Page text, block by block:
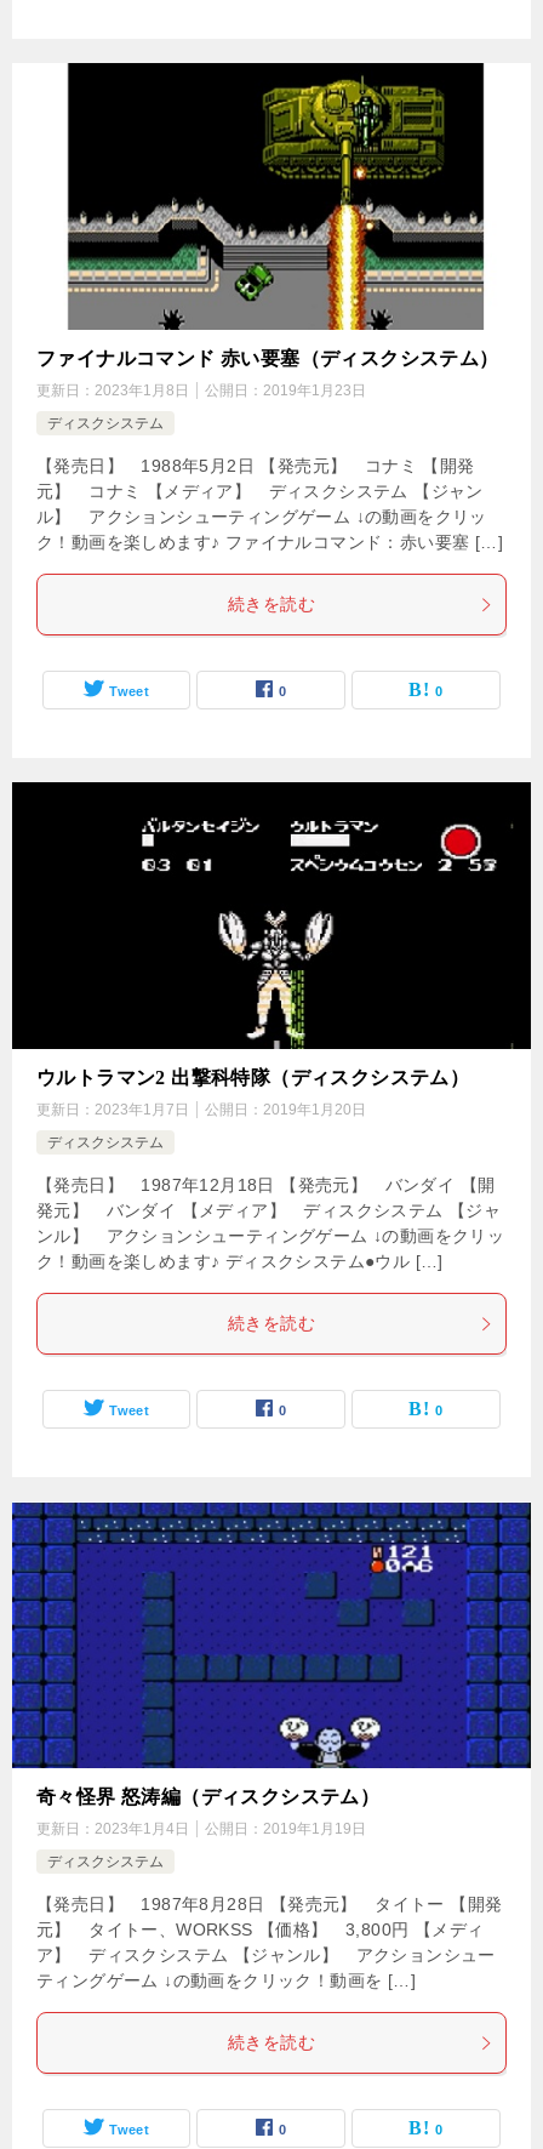
ファイナルコマンド 赤い要塞（ディスクシステム）
更新日： 2023年1月8日 公開日： 2019年1月23日
ディスクシステム
【発売日】 1988年5月2日 【発売元】 コナミ 【開発
元】 コナミ 【メディア】 ディスクシステム 【ジャン
ル】 アクションシューティングゲーム ↓の動画をクリッ
ク！動画を楽しめます♪ ファイナルコマンド：赤い要塞 […]
続きを読む
Tweet 0 0
ウルトラマン2 出撃科特隊（ディスクシステム）
更新日： 2023年1月7日 公開日： 2019年1月20日
ディスクシステム
【発売日】 1987年12月18日 【発売元】 バンダイ 【開
発元】 バンダイ 【メディア】 ディスクシステム 【ジャ
ンル】 アクションシューティングゲーム ↓の動画をクリッ
ク！動画を楽しめます♪ ディスクシステム●ウル […]
続きを読む
Tweet 0 0
奇々怪界 怒涛編（ディスクシステム）
更新日： 2023年1月4日 公開日： 2019年1月19日
ディスクシステム
【発売日】 1987年8月28日 【発売元】 タイトー 【開発
元】 タイトー、WORKSS 【価格】 3,800円 【メディ
ア】 ディスクシステム 【ジャンル】 アクションシュー
ティングゲーム ↓の動画をクリック！動画を […]
続きを読む
Tweet 0 0